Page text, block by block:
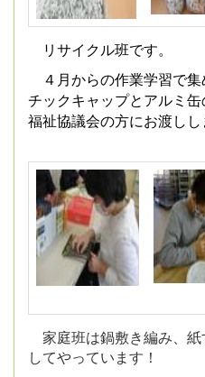
リサイクル班です。
４月からの作業学習で集
チックキャップとアルミ
福祉協議会の方にお渡しし
家庭班は鍋敷き編み、紙
してやっています！